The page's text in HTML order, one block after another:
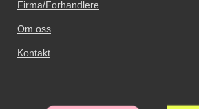
Firma/Forhandlere
Om oss
Kontakt